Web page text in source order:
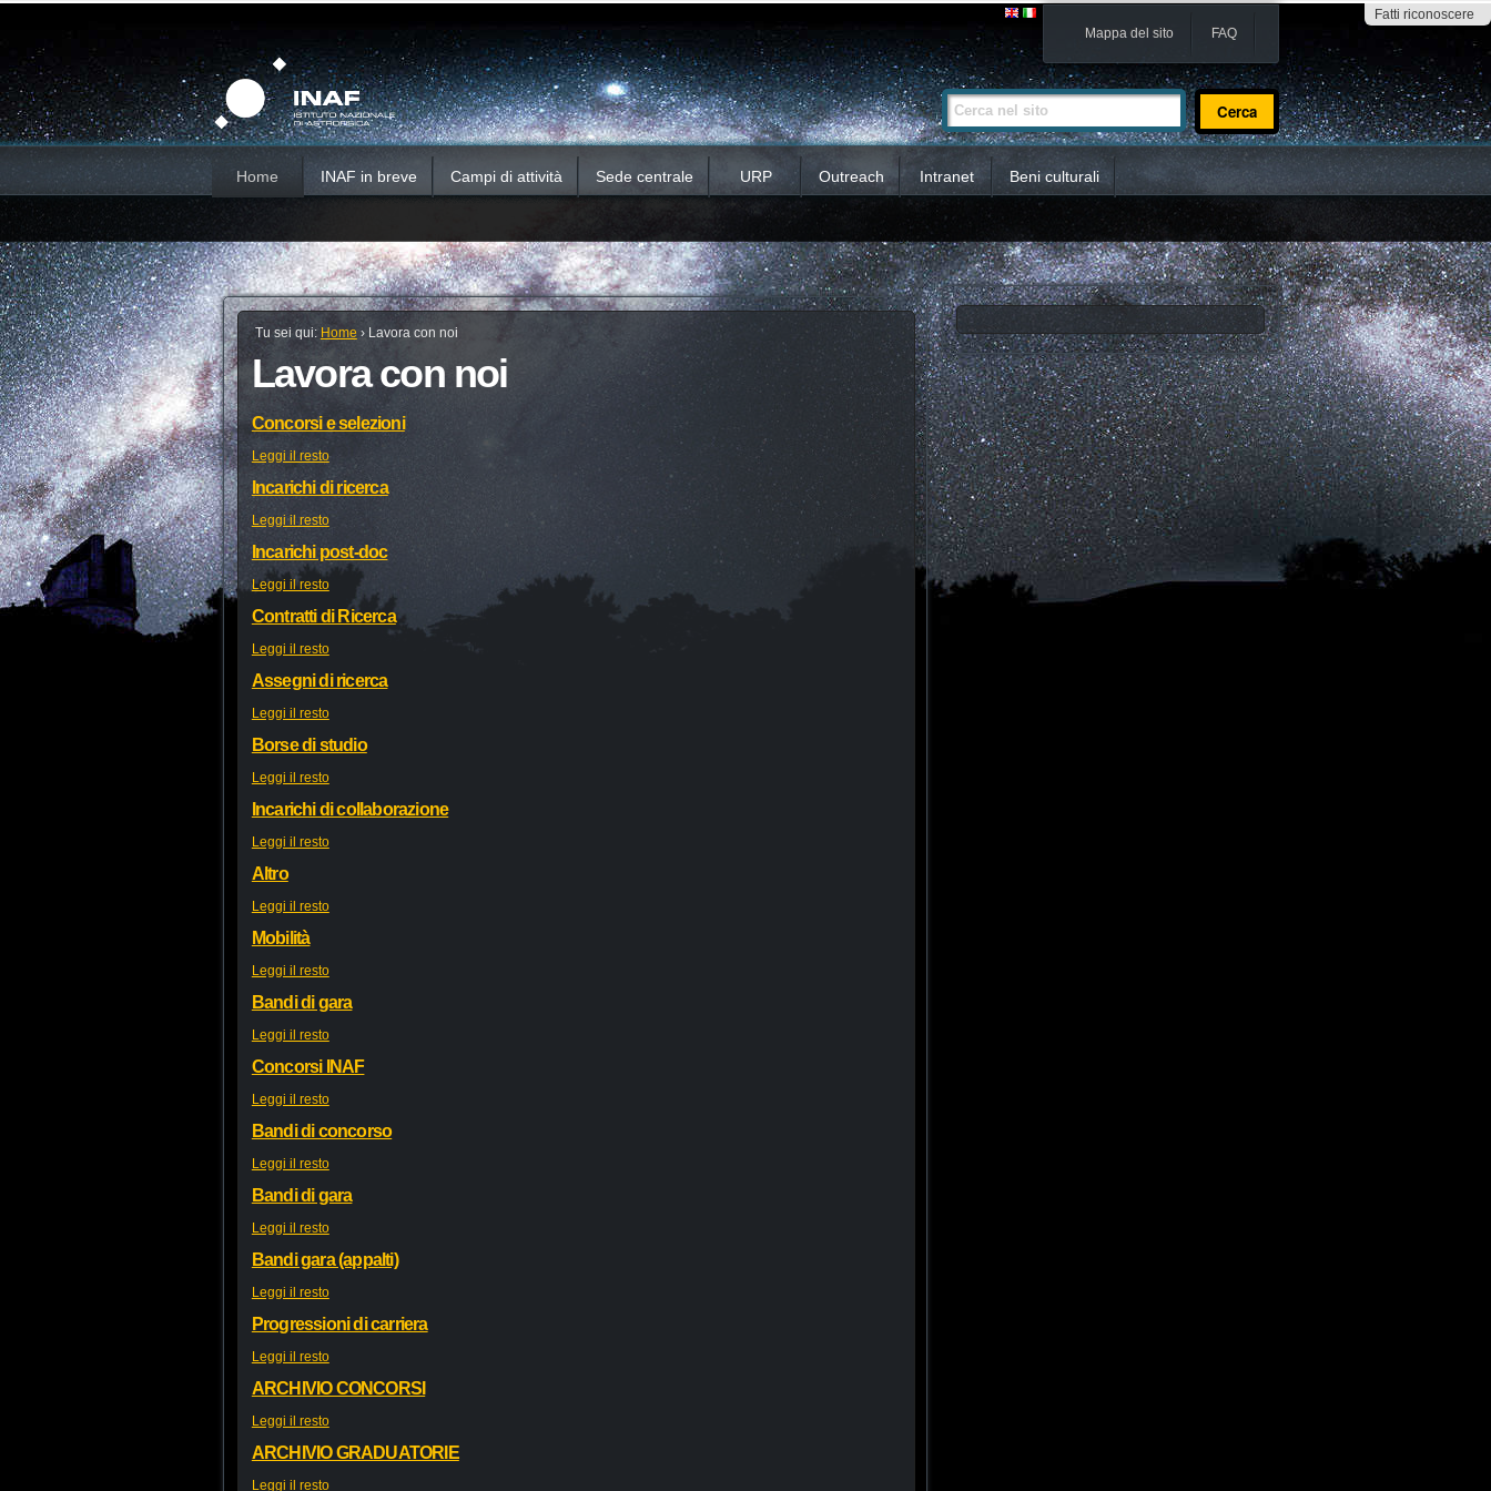
Fatti riconoscere
contenuti.
Salta
alla
navigazione
Mappa del sito FAQ
Cerca nel sito
Ricerca
avanzata…
Home INAF in breve Campi di attività Sede centrale URP Outreach Intranet Beni culturali
Tu sei qui: Home › Lavora con noi
Lavora con noi
Concorsi e selezioni
Leggi il resto
Incarichi di ricerca
Leggi il resto
Incarichi post-doc
Leggi il resto
Contratti di Ricerca
Leggi il resto
Assegni di ricerca
Leggi il resto
Borse di studio
Leggi il resto
Incarichi di collaborazione
Leggi il resto
Altro
Leggi il resto
Mobilità
Leggi il resto
Bandi di gara
Leggi il resto
Concorsi INAF
Leggi il resto
Bandi di concorso
Leggi il resto
Bandi di gara
Leggi il resto
Bandi gara (appalti)
Leggi il resto
Progressioni di carriera
Leggi il resto
ARCHIVIO CONCORSI
Leggi il resto
ARCHIVIO GRADUATORIE
Leggi il resto